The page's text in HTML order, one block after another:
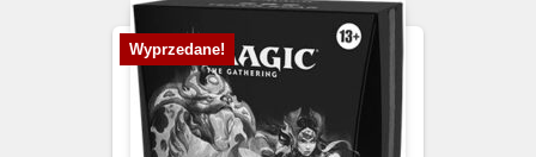
Wyprzedane!